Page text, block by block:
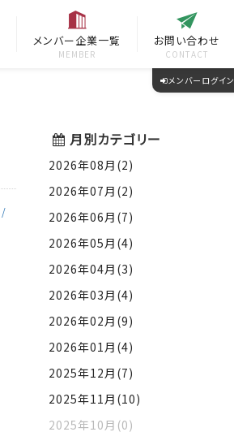
メンバー企業一覧
MEMBER
お問い合わせ
CONTACT
メンバーログイン
月別カテゴリー
2026年08月(2)
2026年07月(2)
2026年06月(7)
2026年05月(4)
2026年04月(3)
2026年03月(4)
2026年02月(9)
2026年01月(4)
2025年12月(7)
2025年11月(10)
2025年10月(0)